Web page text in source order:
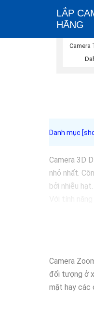
LẮP
HÃNG
Camera
Camera 3D
nhỏ nhất.
bởi nhiễu hạt.
Camera
đối tượng ở
mặt hay các